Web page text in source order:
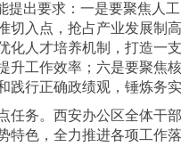
出要求：一是要聚焦人
入点，抢占产业发展制
人才培养机制，打造一
工作效率；六是要聚焦
行正确政绩观，锤炼务实
务。西安办公区全体干
色，全力推进各项工作